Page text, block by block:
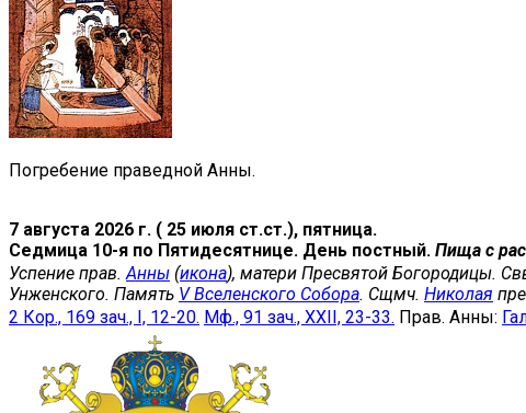
Погребение праведной Анны.
7 августа 2026 г. ( 25 июля ст.ст.), пятница.
Седмица 10-я по Пятидесятнице. День постный. Пища с
Успение прав. Анны (икона), матери Пресвятой Богородицы.
Унженского. Память V Вселенского Собора. Сщмч. Николая
2 Кор., 169 зач., I, 12-20. Мф., 91 зач., XXII, 23-33. Прав. Анны: